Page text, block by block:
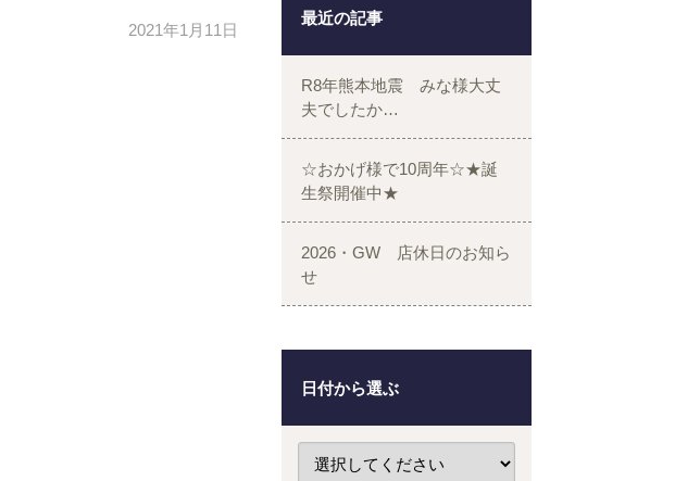
2021年1月11日
最近の記事
R8年熊本地震 みな様大丈
夫でしたか…
☆おかげ様で10周年☆★誕
生祭開催中★
2026・GW 店休日のお知ら
せ
日付から選ぶ